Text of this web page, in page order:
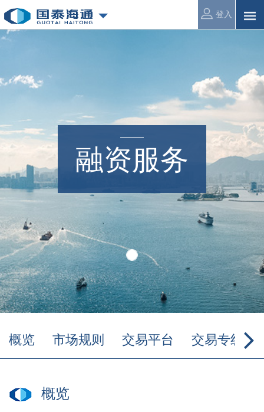
登入
融资服务
概览 市场规则 交易平台 交易专线
概览